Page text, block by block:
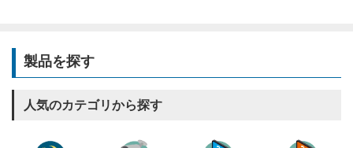
製品を探す
人気のカテゴリから探す